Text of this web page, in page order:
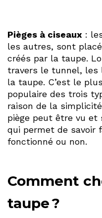
Pièges à ciseaux :
les autres, sont
créés par la taupe.
travers le tunnel, les
la taupe. C’est le
populaire des trois
raison de la
piège peut être vu et
qui permet de savoir
fonctionné ou non.
Comment
taupe ?